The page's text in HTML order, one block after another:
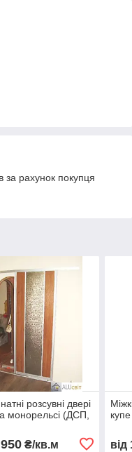
за рахунок покупця
розсувні двері
монорельсі (ДСП,
₴/кв.м від